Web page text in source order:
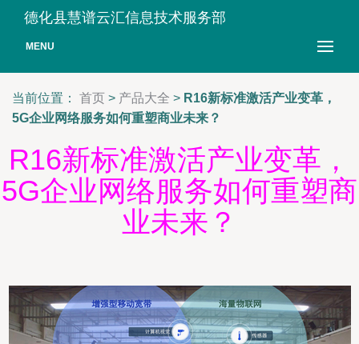
德化县慧谱云汇信息技术服务部
MENU
当前位置： 首页 > 产品大全 > R16新标准激活产业变革，
5G企业网络服务如何重塑商业未来？
R16新标准激活产业变革，
5G企业网络服务如何重塑商
业未来？